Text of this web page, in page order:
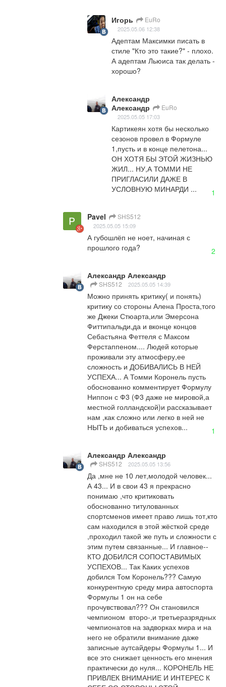
Игорь EuRo
2025.05.06 12:38
Адептам Максимки писать в
стиле "Кто это такие?" - плохо.
А адептам Льюиса так делать -
хорошо?
Александр
Александр
EuRo
2025.05.05 17:03
Картикеян хотя бы несколько
сезонов провел в Формуле
1,пусть и в конце пелетона...
ОН ХОТЯ БЫ ЭТОЙ ЖИЗНЬЮ
ЖИЛ... НУ,А ТОММИ НЕ
ПРИГЛАСИЛИ ДАЖЕ В
УСЛОВНУЮ МИНАРДИ ...
1
Pavel SHS512
2025.05.05 15:09
А губошлёп не ноет, начиная с
прошлого года?
2
Александр Александр
SHS512 2025.05.05 14:39
Можно принять критику( и понять)
критику со стороны Алена Проста,того
же Джеки Стюарта,или Эмерсона
Фиттипальди,да и вконце концов
Себастьяна Феттеля с Максом
Ферстаппеном.... Людей которые
проживали эту атмосферу,ее
сложность и ДОБИВАЛИСЬ В НЕЙ
УСПЕХА... А Томми Коронель пусть
обоснованно комментирует Формулу
Ниппон с Ф3 (Ф3 даже не мировой,а
местной голландской)и рассказывает
нам ,как сложно или легко в ней не
НЫТЬ и добиваться успехов...
1
Александр Александр
SHS512 2025.05.05 13:56
Да ,мне не 10 лет,молодой человек...
А 43... И в свои 43 я прекрасно
понимаю ,что критиковать
обоснованно титулованных
спортсменов имеет право лишь тот,кто
сам находился в этой жёсткой среде
,проходил такой же путь и сложности с
этим путем связанные... И главное--
КТО ДОБИЛСЯ СОПОСТАВИМЫХ
УСПЕХОВ... Так Каких успехов
добился Том Коронель??? Самую
конкурентную среду мира автоспорта
Формулы 1 он на себе
прочувствовал??? Он становился
чемпионом  второ-,и третьеразрядных
чемпионатов на задворках мира и на
него не обратили внимание даже
записные аутсайдеры Формулы 1... И
все это снижает ценность его мнения
практически до нуля... КОРОНЕЛЬ НЕ
ПРИВЛЕК ВНИМАНИЕ И ИНТЕРЕС К